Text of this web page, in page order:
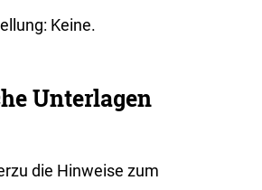
Keine.
Unterlagen
die Hinweise zum